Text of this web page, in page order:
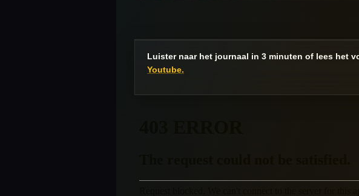
Luister naar het journaal in 3 minuten of lees het
Youtube.